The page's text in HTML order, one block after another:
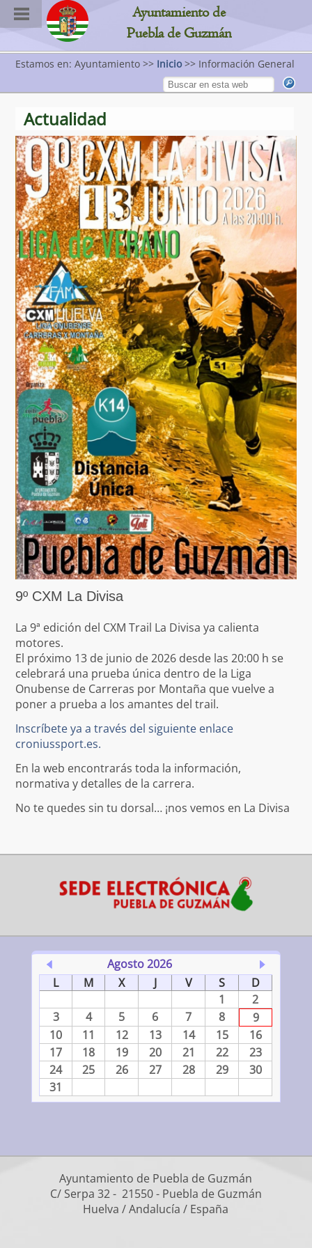
Ayuntamiento de
Puebla de Guzmán
Estamos en: Ayuntamiento >> Inicio>> Información General
Actualidad
9º CXM La Divisa
La 9ª edición del CXM Trail La Divisa ya calienta
motores.
El próximo 13 de junio de 2026 desde las 20:00 h se
celebrará una prueba única dentro de la Liga
Onubense de Carreras por Montaña que vuelve a
poner a prueba a los amantes del trail.
Inscríbete ya a través del siguiente enlace
croniussport.es.
En la web encontrarás toda la información,
normativa y detalles de la carrera.
No te quedes sin tu dorsal… ¡nos vemos en La Divisa
Agosto 2026
L
M X J V S
D
1
2
3
4 5 6 7 8
9
10
11 12 13 14 15
16
17
18 19 20 21 22
23
24
25 26 27 28 29
30
31
Ayuntamiento de Puebla de Guzmán
C/ Serpa 32 - 21550 - Puebla de Guzmán
Huelva / Andalucía / España